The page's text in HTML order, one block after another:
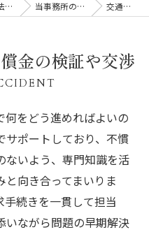
兵庫県姫路の弁護士なら姫路駅前法律事務所 当事務所の特徴 交通事故
金の検証や交渉
何をどう進めればよいの
サポートしており、不慣
ないよう、専門知識を活
向き合ってまいりま
続きを一貫して担当
いながら問題の早期解決